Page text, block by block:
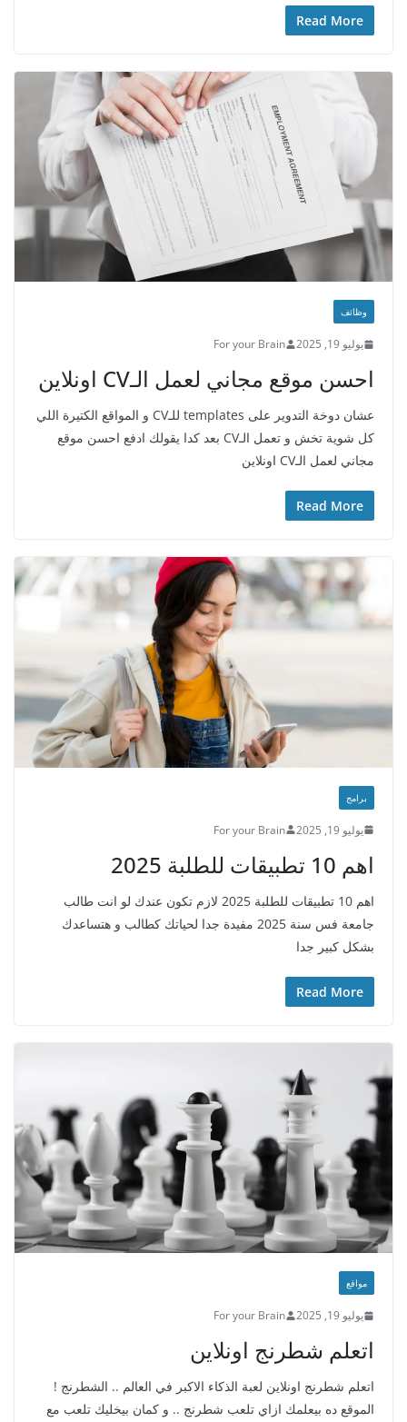
Read More
وظائف
يوليو 19, 2025 For your Brain
احسن موقع مجاني لعمل الـCV اونلاين
عشان دوخة التدوير على templates للـCV و المواقع الكتيرة اللي
كل شوية تخش و تعمل الـCV بعد كدا يقولك ادفع احسن موقع
مجاني لعمل الـCV اونلاين
Read More
برامج
يوليو 19, 2025 For your Brain
اهم 10 تطبيقات للطلبة 2025
اهم 10 تطبيقات للطلبة 2025 لازم تكون عندك لو انت طالب
جامعة فس سنة 2025 مفيدة جدا لحياتك كطالب و هتساعدك
بشكل كبير جدا
Read More
مواقع
يوليو 19, 2025 For your Brain
اتعلم شطرنج اونلاين
اتعلم شطرنج اونلاين لعبة الذكاء الاكبر في العالم .. الشطرنج !
الموقع ده بيعلمك ازاي تلعب شطرنج .. و كمان بيخليك تلعب مع